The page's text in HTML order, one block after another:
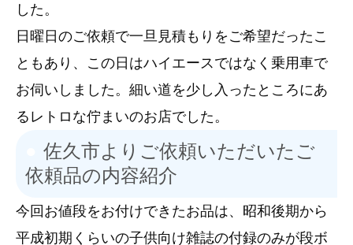
した。
日曜日のご依頼で一旦見積もりをご希望だったこ
ともあり、この日はハイエースではなく乗用車で
お伺いしました。細い道を少し入ったところにあ
るレトロな佇まいのお店でした。
佐久市よりご依頼いただいたご
依頼品の内容紹介
今回お値段をお付けできたお品は、昭和後期から
平成初期くらいの子供向け雑誌の付録のみが段ボ